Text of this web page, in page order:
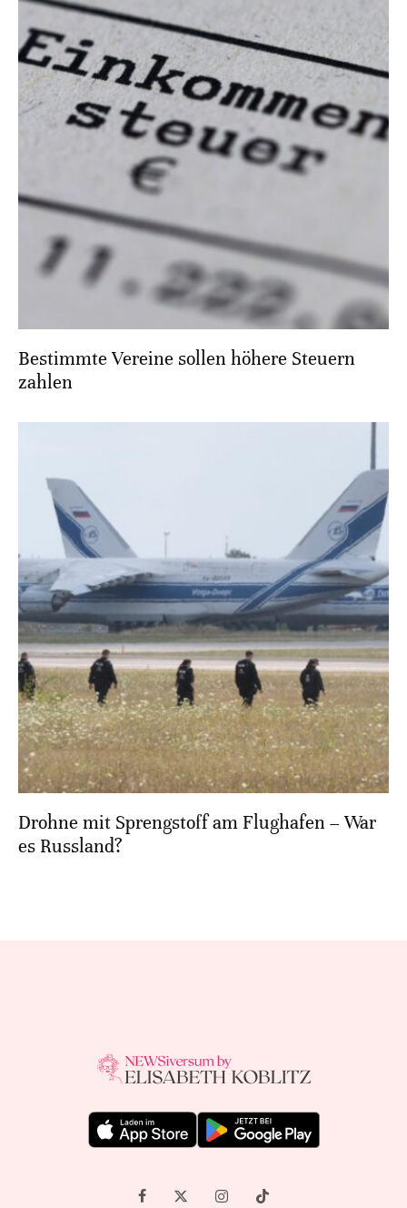
Bestimmte Vereine sollen höhere Steuern
zahlen
Drohne mit Sprengstoff am Flughafen – War
es Russland?